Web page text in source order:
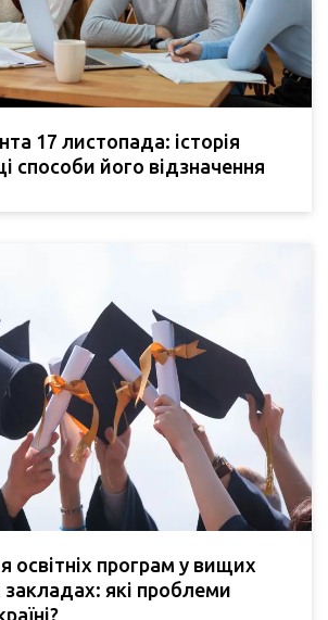
17 листопада: історія
способи його відзначення
освітніх програм у вищих
закладах: які проблеми